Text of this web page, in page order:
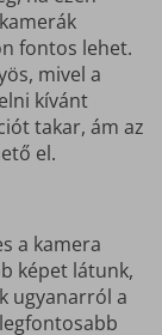
fontos lehet.
mivel a
kívánt
takar, ám az
el.
a kamera
képet látunk,
ugyanarról a